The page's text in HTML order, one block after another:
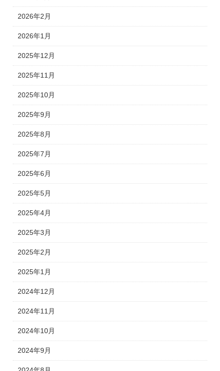
2026年2月
2026年1月
2025年12月
2025年11月
2025年10月
2025年9月
2025年8月
2025年7月
2025年6月
2025年5月
2025年4月
2025年3月
2025年2月
2025年1月
2024年12月
2024年11月
2024年10月
2024年9月